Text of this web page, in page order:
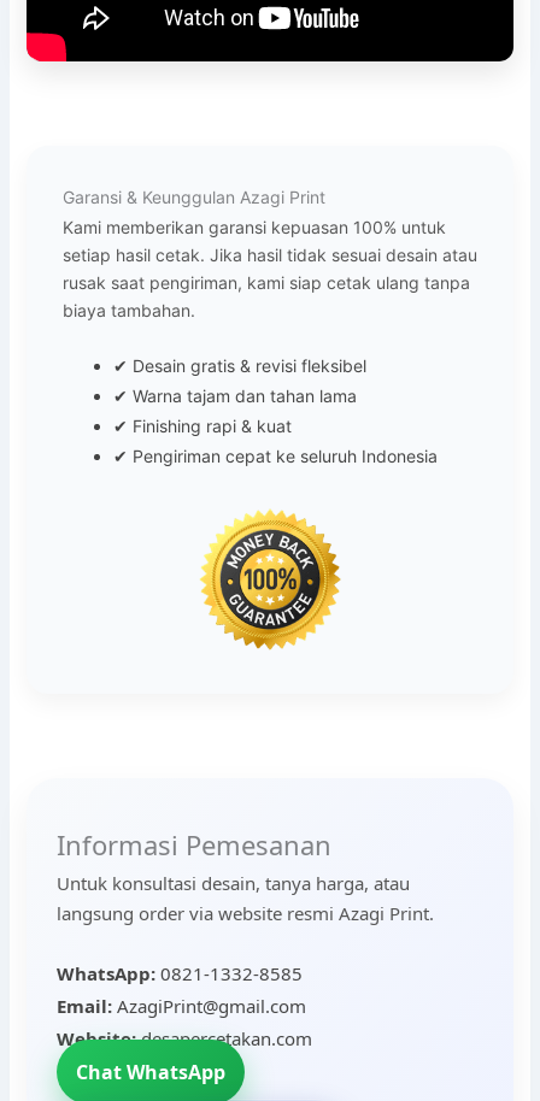
Garansi & Keunggulan Azagi Print
Kami memberikan garansi kepuasan 100% untuk
setiap hasil cetak. Jika hasil tidak sesuai desain atau
rusak saat pengiriman, kami siap cetak ulang tanpa
biaya tambahan.
✔ Desain gratis & revisi fleksibel
✔ Warna tajam dan tahan lama
✔ Finishing rapi & kuat
✔ Pengiriman cepat ke seluruh Indonesia
Informasi Pemesanan
Untuk konsultasi desain, tanya harga, atau
langsung order via website resmi Azagi Print.
WhatsApp:0821-1332-8585
Email:AzagiPrint@gmail.com
Website:desapercetakan.com
Chat WhatsApp